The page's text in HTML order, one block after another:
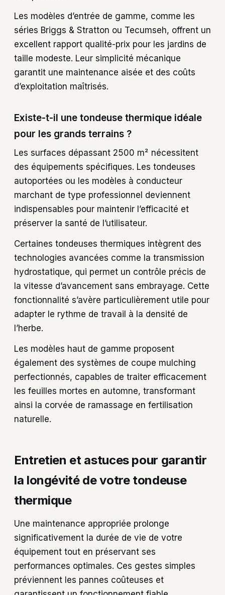
Les modèles d’entrée de gamme, comme les
séries Briggs & Stratton ou Tecumseh, offrent un
excellent rapport qualité-prix pour les jardins de
taille modeste. Leur simplicité mécanique
garantit une maintenance aisée et des coûts
d’exploitation maîtrisés.
Existe-t-il une tondeuse thermique idéale
pour les grands terrains ?
Les surfaces dépassant 2500 m² nécessitent
des équipements spécifiques. Les tondeuses
autoportées ou les modèles à conducteur
marchant de type professionnel deviennent
indispensables pour maintenir l’efficacité et
préserver la santé de l’utilisateur.
Certaines tondeuses thermiques intègrent des
technologies avancées comme la transmission
hydrostatique, qui permet un contrôle précis de
la vitesse d’avancement sans embrayage. Cette
fonctionnalité s’avère particulièrement utile pour
adapter le rythme de travail à la densité de
l’herbe.
Les modèles haut de gamme proposent
également des systèmes de coupe mulching
perfectionnés, capables de traiter efficacement
les feuilles mortes en automne, transformant
ainsi la corvée de ramassage en fertilisation
naturelle.
Entretien et astuces pour garantir
la longévité de votre tondeuse
thermique
Une maintenance appropriée prolonge
significativement la durée de vie de votre
équipement tout en préservant ses
performances optimales. Ces gestes simples
préviennent les pannes coûteuses et